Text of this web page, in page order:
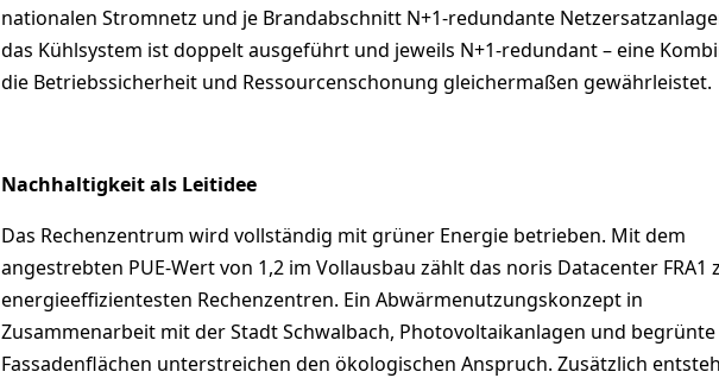
nationalen Stromnetz und je Brandabschnitt N+1-redundante
das Kühlsystem ist doppelt ausgeführt und jeweils N+1-redundant – eine
die Betriebssicherheit und Ressourcenschonung gleichermaßen gewährleistet.
Nachhaltigkeit als Leitidee
Das Rechenzentrum wird vollständig mit grüner Energie betrieben. Mit dem
angestrebten PUE-Wert von 1,2 im Vollausbau zählt das noris Datacenter FRA1
energieeffizientesten Rechenzentren. Ein Abwärmenutzungskonzept in
Zusammenarbeit mit der Stadt Schwalbach, Photovoltaikanlagen und begrünte
Fassadenflächen unterstreichen den ökologischen Anspruch. Zusätzlich